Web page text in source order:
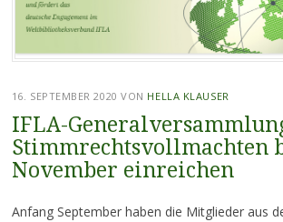
16. SEPTEMBER 2020 VON HELLA KLAUSER
IFLA-
Stimmrechtsvollmachten
November einreichen
Anfang September haben die Mitglieder aus